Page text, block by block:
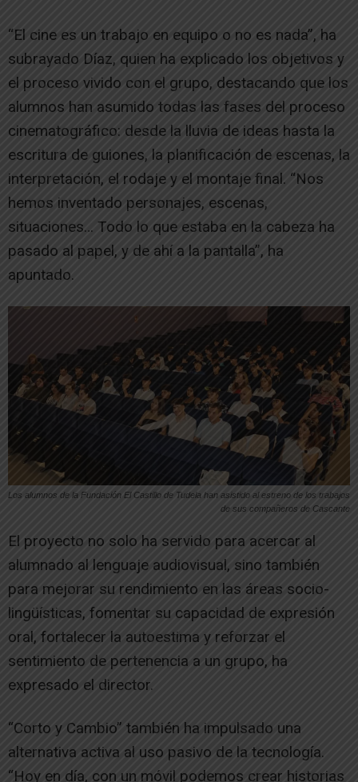
“El cine es un trabajo en equipo o no es nada”, ha
subrayado Díaz, quien ha explicado los objetivos y
el proceso vivido con el grupo, destacando que los
alumnos han asumido todas las fases del proceso
cinematográfico: desde la lluvia de ideas hasta la
escritura de guiones, la planificación de escenas, la
interpretación, el rodaje y el montaje final. “Nos
hemos inventado personajes, escenas,
situaciones… Todo lo que estaba en la cabeza ha
pasado al papel, y de ahí a la pantalla”, ha
apuntado.
Los alumnos de la Fundación El Castillo de Tudela han asistido al estreno de los trabajos
de sus compañeros de Cascante
El proyecto no solo ha servido para acercar al
alumnado al lenguaje audiovisual, sino también
para mejorar su rendimiento en las áreas socio-
lingüísticas, fomentar su capacidad de expresión
oral, fortalecer la autoestima y reforzar el
sentimiento de pertenencia a un grupo, ha
expresado el director.
“Corto y Cambio” también ha impulsado una
alternativa activa al uso pasivo de la tecnología.
“Hoy en día, con un móvil podemos crear historias